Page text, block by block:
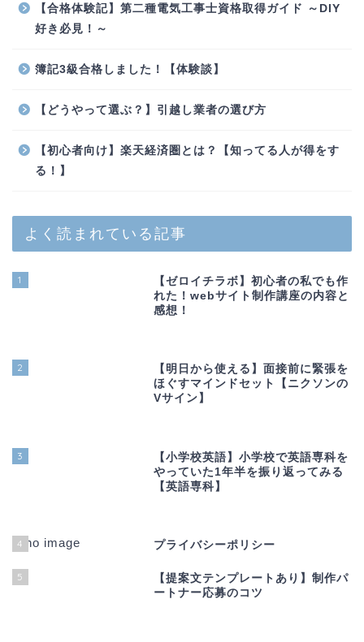
【合格体験記】第二種電気工事士資格取得ガイド ～DIY
好き必見！～
簿記3級合格しました！【体験談】
【どうやって選ぶ？】引越し業者の選び方
【初心者向け】楽天経済圏とは？【知ってる人が得をす
る！】
よく読まれている記事
1
【ゼロイチラボ】初心者の私でも作
れた！webサイト制作講座の内容と
感想！
2
【明日から使える】面接前に緊張を
ほぐすマインドセット【ニクソンの
Vサイン】
3
【小学校英語】小学校で英語専科を
やっていた1年半を振り返ってみる
【英語専科】
4 プライバシーポリシー
5
【提案文テンプレートあり】制作パ
ートナー応募のコツ